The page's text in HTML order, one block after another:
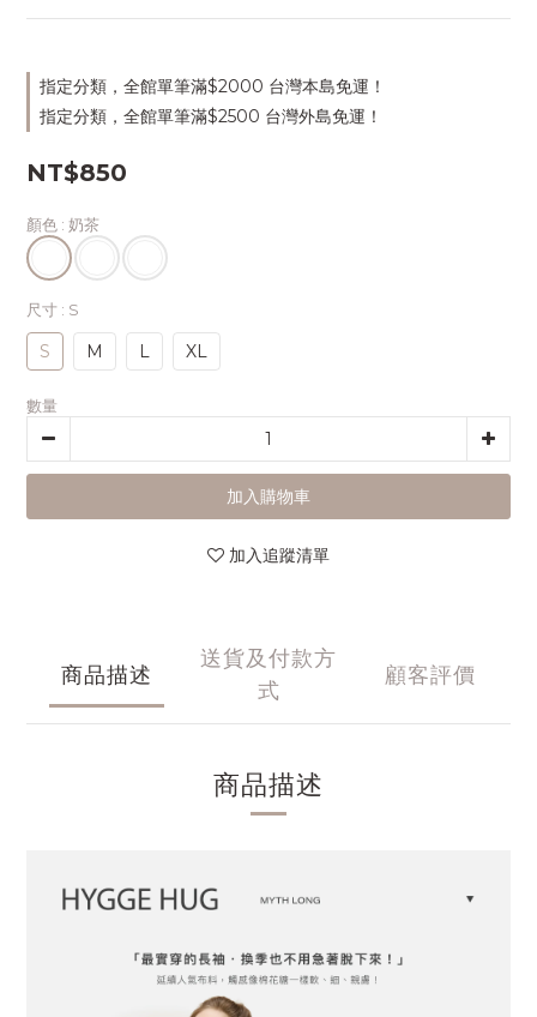
指定分類，全館單筆滿$2000 台灣本島免運！
指定分類，全館單筆滿$2500 台灣外島免運！
NT$850
顏色 : 奶茶
尺寸 : S
S M L XL
數量
加入購物車
加入追蹤清單
商品描述
送貨及付款方
式
顧客評價
商品描述